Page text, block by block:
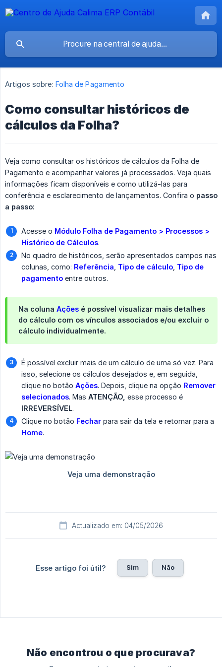
Artigos sobre: Folha de Pagamento
Como consultar históricos de
cálculos da Folha?
Veja como consultar os históricos de cálculos da Folha de
Pagamento e acompanhar valores já processados. Veja quais
informações ficam disponíveis e como utilizá-las para
conferência e esclarecimento de lançamentos. Confira o passo
a passo:
Acesse o Módulo Folha de Pagamento > Processos >
Histórico de Cálculos.
No quadro de históricos, serão apresentados campos nas
colunas, como: Referência Tipo de cálculo Tipo de
pagamento entre outros.
Na coluna Ações é possível visualizar mais detalhes
do cálculo com os vínculos associados e/ou excluir o
cálculo individualmente.
É possível excluir mais de um cálculo de uma só vez. Para
isso, selecione os cálculos desejados e, em seguida,
clique no botão Ações. Depois, clique na opção Remover
selecionados. Mas ATENÇÃO, esse processo é
IRREVERSÍVEL.
Clique no botão Fechar para sair da tela e retornar para a
Home.
Actualizado em: 04/05/2026
Esse artigo foi útil? Sim Não
Não encontrou o que procurava?